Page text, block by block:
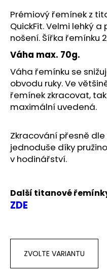
Prémiový řemínek z
QuickFit. Velmi lehký
nošení. Šířka řemínku
Váha max. 70g.
Váha řemínku se
obvodu ruky. Ve
řemínek zkracovat,
maximální uvedená.
Zkracování přesně
jednoduše díky
v hodinářství.
Další titanové
ZDE
ZVOLTE VARIANTU
D
o
p
o
r
u
č
e
m
e